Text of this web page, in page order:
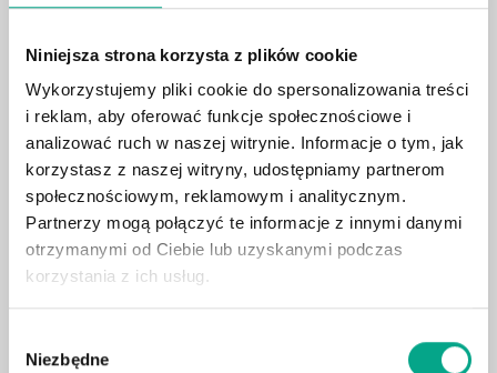
Niniejsza strona korzysta z plików cookie
Wykorzystujemy pliki cookie do spersonalizowania treści
i reklam, aby oferować funkcje społecznościowe i
analizować ruch w naszej witrynie. Informacje o tym, jak
korzystasz z naszej witryny, udostępniamy partnerom
społecznościowym, reklamowym i analitycznym.
Partnerzy mogą połączyć te informacje z innymi danymi
otrzymanymi od Ciebie lub uzyskanymi podczas
korzystania z ich usług.
zgody
Niezbędne
LIMOUSINE 1315.45